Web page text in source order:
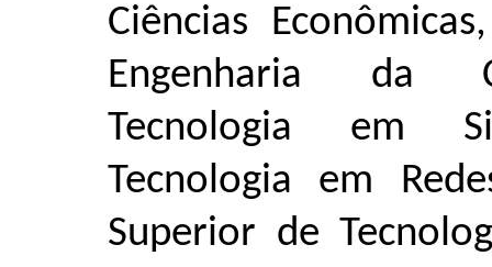
Ciências
Engenharia da
Tecnologia em
Tecnologia em
Superior de